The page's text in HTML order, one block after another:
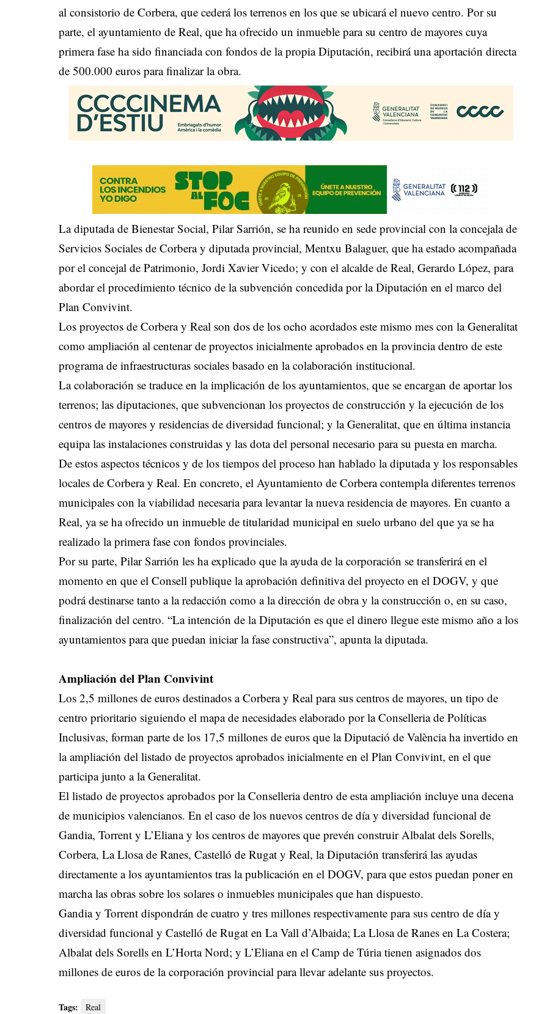
al consistorio de Corbera, que cederá los terrenos en los que se ubicará el nuevo centro. Por su
parte, el ayuntamiento de Real, que ha ofrecido un inmueble para su centro de mayores cuya
primera fase ha sido financiada con fondos de la propia Diputación, recibirá una aportación directa
de 500.000 euros para finalizar la obra.
La diputada de Bienestar Social, Pilar Sarrión, se ha reunido en sede provincial con la concejala de
Servicios Sociales de Corbera y diputada provincial, Mentxu Balaguer, que ha estado acompañada
por el concejal de Patrimonio, Jordi Xavier Vicedo; y con el alcalde de Real, Gerardo López, para
abordar el procedimiento técnico de la subvención concedida por la Diputación en el marco del
Plan Convivint.
Los proyectos de Corbera y Real son dos de los ocho acordados este mismo mes con la Generalitat
como ampliación al centenar de proyectos inicialmente aprobados en la provincia dentro de este
programa de infraestructuras sociales basado en la colaboración institucional.
La colaboración se traduce en la implicación de los ayuntamientos, que se encargan de aportar los
terrenos; las diputaciones, que subvencionan los proyectos de construcción y la ejecución de los
centros de mayores y residencias de diversidad funcional; y la Generalitat, que en última instancia
equipa las instalaciones construidas y las dota del personal necesario para su puesta en marcha.
De estos aspectos técnicos y de los tiempos del proceso han hablado la diputada y los responsables
locales de Corbera y Real. En concreto, el Ayuntamiento de Corbera contempla diferentes terrenos
municipales con la viabilidad necesaria para levantar la nueva residencia de mayores. En cuanto a
Real, ya se ha ofrecido un inmueble de titularidad municipal en suelo urbano del que ya se ha
realizado la primera fase con fondos provinciales.
Por su parte, Pilar Sarrión les ha explicado que la ayuda de la corporación se transferirá en el
momento en que el Consell publique la aprobación definitiva del proyecto en el DOGV, y que
podrá destinarse tanto a la redacción como a la dirección de obra y la construcción o, en su caso,
finalización del centro. “La intención de la Diputación es que el dinero llegue este mismo año a los
ayuntamientos para que puedan iniciar la fase constructiva”, apunta la diputada.
Ampliación del Plan Convivint
Los 2,5 millones de euros destinados a Corbera y Real para sus centros de mayores, un tipo de
centro prioritario siguiendo el mapa de necesidades elaborado por la Conselleria de Políticas
Inclusivas, forman parte de los 17,5 millones de euros que la Diputació de València ha invertido en
la ampliación del listado de proyectos aprobados inicialmente en el Plan Convivint, en el que
participa junto a la Generalitat.
El listado de proyectos aprobados por la Conselleria dentro de esta ampliación incluye una decena
de municipios valencianos. En el caso de los nuevos centros de día y diversidad funcional de
Gandia, Torrent y L’Eliana y los centros de mayores que prevén construir Albalat dels Sorells,
Corbera, La Llosa de Ranes, Castelló de Rugat y Real, la Diputación transferirá las ayudas
directamente a los ayuntamientos tras la publicación en el DOGV, para que estos puedan poner en
marcha las obras sobre los solares o inmuebles municipales que han dispuesto.
Gandia y Torrent dispondrán de cuatro y tres millones respectivamente para sus centro de día y
diversidad funcional y Castelló de Rugat en La Vall d’Albaida; La Llosa de Ranes en La Costera;
Albalat dels Sorells en L’Horta Nord; y L’Eliana en el Camp de Túria tienen asignados dos
millones de euros de la corporación provincial para llevar adelante sus proyectos.
Tags: Real